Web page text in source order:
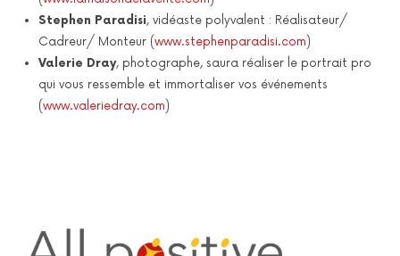
Stephen Paradisi, vidéaste polyvalent : Réalisateur/
Cadreur/ Monteur (www.stephenparadisi.com)
Valerie Dray, photographe, saura réaliser le portrait pro
qui vous ressemble et immortaliser vos événements
(www.valeriedray.com)